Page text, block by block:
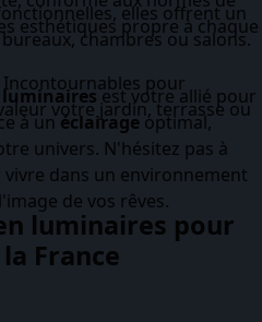
esthétiques propre à chaque
est votre allié pour
à unéclairageoptimal,
univers. N'hésitez pas à
dans un environnement
de vos rêves.
elles offrent un
chambres ou salons.
Incontournables pour
votre jardin, terrasse ou
luminaires pour
France